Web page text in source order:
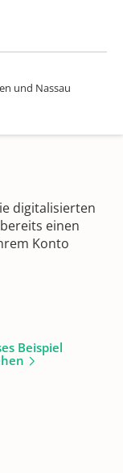
und Nassau
digitalisierten
einen
Konto
Beispiel